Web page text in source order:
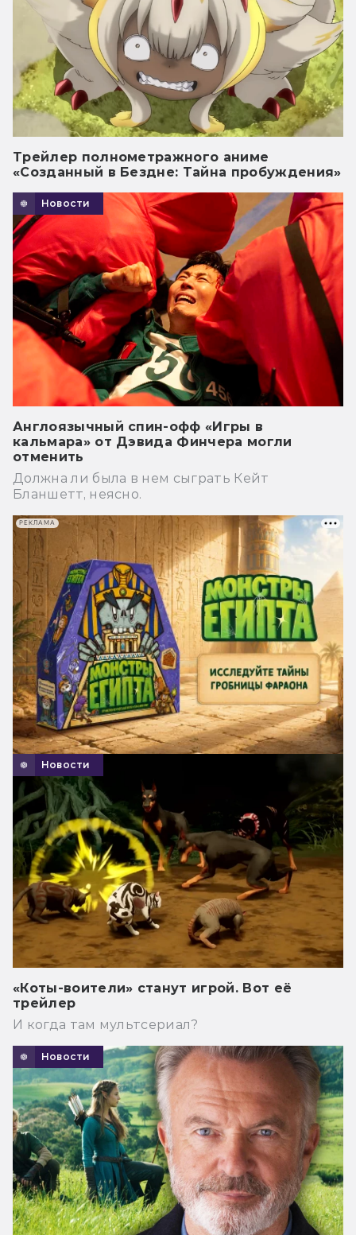
Трейлер полнометражного аниме
«Созданный в Бездне: Тайна пробуждения»
Новости
Англоязычный спин-офф «Игры в
кальмара» от Дэвида Финчера могли
отменить
Должна ли была в нем сыграть Кейт
Бланшетт, неясно.
Новости
«Коты-воители» станут игрой. Вот её
трейлер
И когда там мультсериал?
Новости
РЕКЛАМА